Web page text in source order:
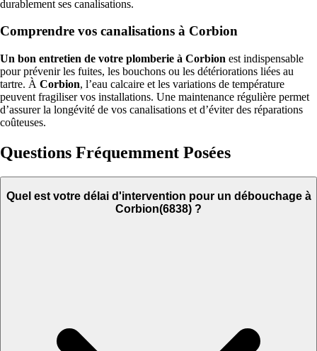
durablement ses canalisations.
Comprendre vos canalisations à Corbion
Un bon entretien de votre plomberie à Corbion est indispensable
pour prévenir les fuites, les bouchons ou les détériorations liées au
tartre. À Corbion, l’eau calcaire et les variations de température
peuvent fragiliser vos installations. Une maintenance régulière permet
d’assurer la longévité de vos canalisations et d’éviter des réparations
coûteuses.
Questions Fréquemment Posées
Quel est votre délai d'intervention pour un débouchage à
Corbion(6838) ?